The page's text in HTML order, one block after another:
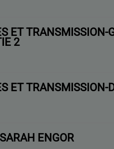
ET TRANSMISSION-
2
ET TRANSMISSION-
ENGOR